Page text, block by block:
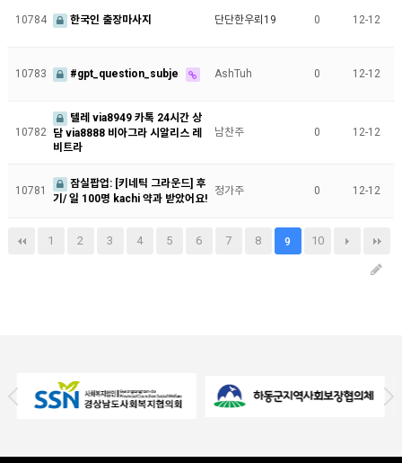
10784 한국인 출장마사지 단단한우뢰19 0 12-12
10783 #gpt_question_subje AshTuh 0 12-12
10782
텔레 via8949 카톡 24시간 상
담 via8888 비아그라 시알리스 레
비트라
남찬주 0 12-12
10781
잠실팝업: [키네틱 그라운드] 후
기/ 일 100명 kachi 약과 받았어요!
정가주 0 12-12
1 2 3 4 5 6 7 8 9 10